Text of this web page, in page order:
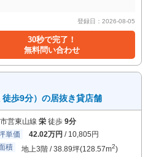
登録日：2026-08-05
30秒で完了！
無料問い合わせ
歩9分）の居抜き貸店舗
営東山線 栄 徒歩 9分
単価
42.02万円 / 10,805円
積
地上3階 / 38.89坪(128.57m2)